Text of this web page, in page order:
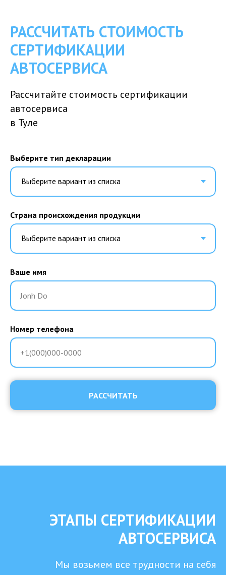
РАССЧИТАТЬ СТОИМОСТЬ
СЕРТИФИКАЦИИ
АВТОСЕРВИСА
Рассчитайте стоимость сертификации
автосервиса
в Туле
Выберите тип декларации
Страна происхождения продукции
Ваше имя
Jonh Do
Номер телефона
+1(000)000-0000
РАССЧИТАТЬ
ЭТАПЫ СЕРТИФИКАЦИИ
АВТОСЕРВИСА
Мы возьмем все трудности на себя